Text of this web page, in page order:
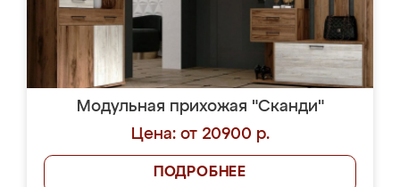
Модульная прихожая "Сканди"
Цена: от 20900 р.
ПОДРОБНЕЕ